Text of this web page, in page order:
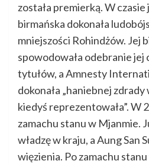
została premierką. W
birmańska dokonała
mniejszości Rohindżów. Jej
spowodowała odebranie jej
tytułów, a Amnesty
dokonała „haniebnej
kiedyś reprezentowała”. W
zamachu stanu w Mjanmie.
władzę w kraju, a Aung San
więzienia. Po zamachu